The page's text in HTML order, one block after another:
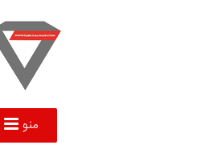
منو